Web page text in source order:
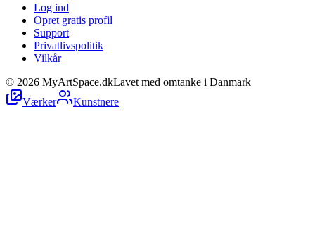
Log ind
Opret gratis profil
Support
Privatlivspolitik
Vilkår
© 2026 MyArtSpace.dkLavet med omtanke i Danmark
Værker
Kunstnere